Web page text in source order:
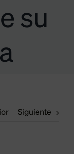
su
Siguiente